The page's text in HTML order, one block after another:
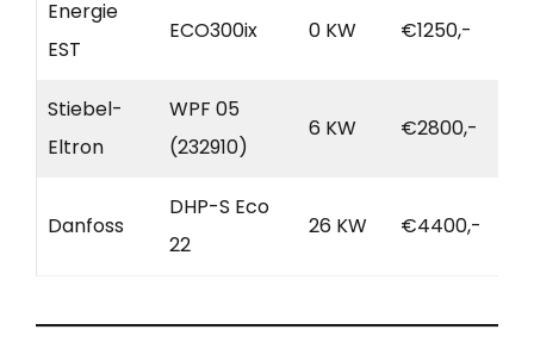
Energie
EST
ECO300ix 0 KW €1250,-
Stiebel-
Eltron
WPF 05
(232910)
6 KW €2800,-
Danfoss
DHP-S Eco
22
26 KW €4400,-